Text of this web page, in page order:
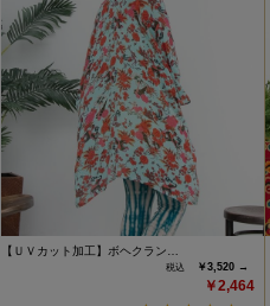
【ＵＶカット加工】ボヘクラン…
￥3,520 →
￥2,464